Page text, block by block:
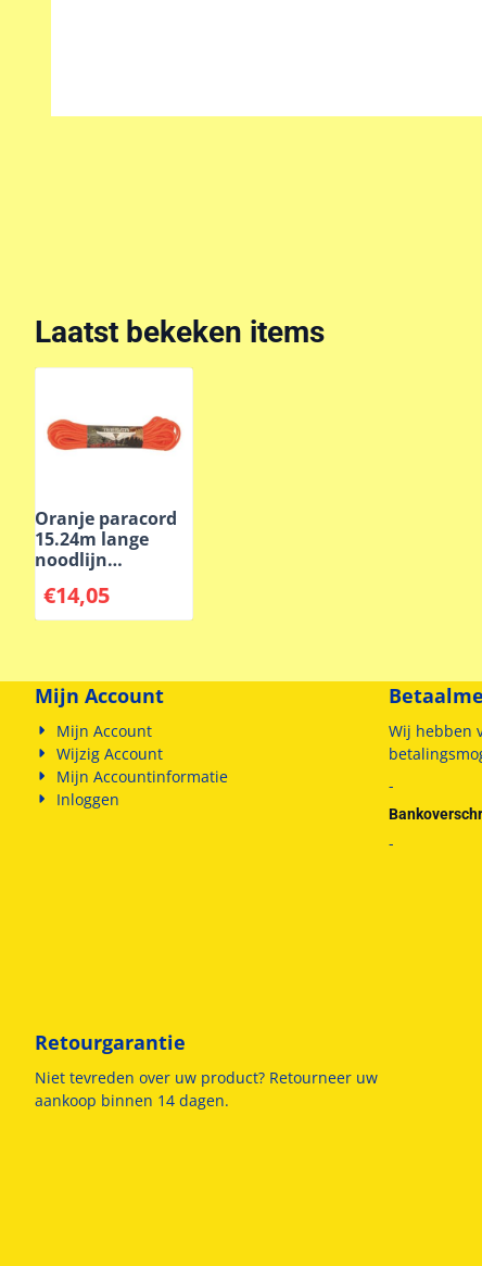
Laatst bekeken items
Oranje paracord
15.24m lange
noodlijn
€14,05
Mijn Account
Mijn Account
Wijzig Account
Mijn Accountinformatie
Inloggen
Wij hebben
-
-
Retourgarantie
Niet tevreden over uw product? Retourneer uw
aankoop binnen 14 dagen.